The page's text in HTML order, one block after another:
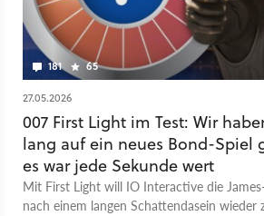
181 65
27.05.2026
007 First Light im Test: Wir
lang auf ein neues Bond-Spiel
es war jede Sekunde wert
Mit First Light will IO Interactive die
nach einem langen Schattendasein wieder